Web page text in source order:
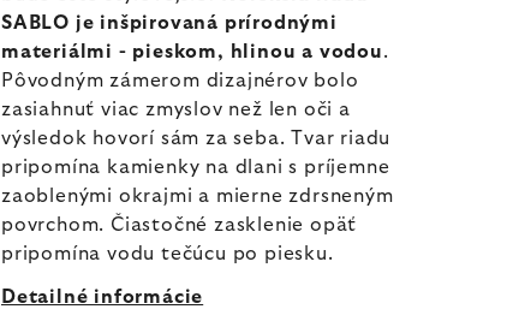
SABLO je inšpirovaná prírodnými
materiálmi - pieskom, hlinou a vodou.
Pôvodným zámerom dizajnérov bolo
zasiahnuť viac zmyslov než len oči a
výsledok hovorí sám za seba. Tvar riadu
pripomína kamienky na dlani s príjemne
zaoblenými okrajmi a mierne zdrsneným
povrchom. Čiastočné zasklenie opäť
pripomína vodu tečúcu po piesku.
Detailné informácie